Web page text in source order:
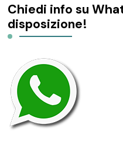
Chiedi info su
disposizione!